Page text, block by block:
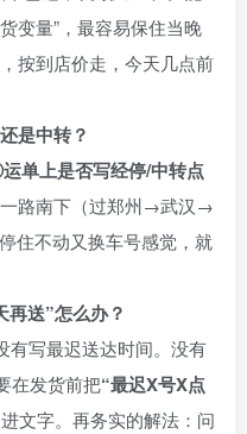
变量”，最容易保住当晚
按到店价走，今天几点前
是中转？
单上是否写经停/中转点
一路南下（过郑州→武汉→
住不动又换车号感觉，就
送”怎么办？
有写最迟送达时间。没有
在发货前把“最迟X号X点
文字。再务实的解法：问